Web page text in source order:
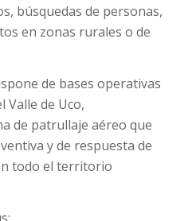
búsquedas de personas,
en zonas rurales o de
de bases operativas
Valle de Uco,
de patrullaje aéreo que
y de respuesta de
todo el territorio